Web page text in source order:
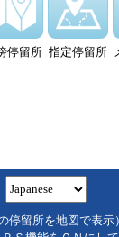
停留所 指定停留所
停留所を地図で表示